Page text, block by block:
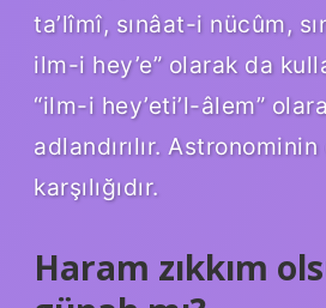
ta’lîmî, sınâat-i nücûm,
ilm-i hey’e” olarak da
“ilm-i hey’eti’l-âlem”
adlandırılır.
karşılığıdır.
Haram zıkkım